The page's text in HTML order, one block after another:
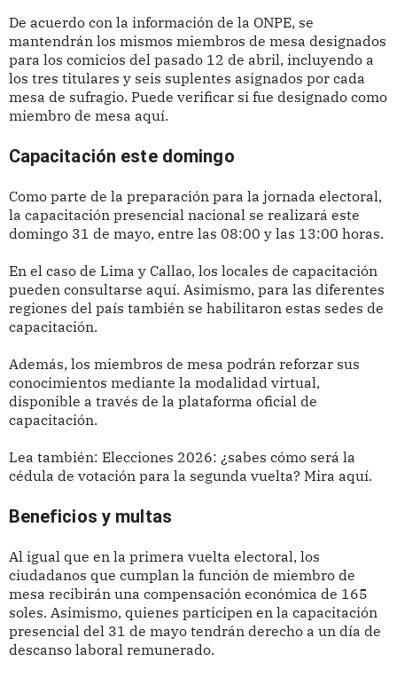
De acuerdo con la información de la ONPE, se
mantendrán los mismos miembros de mesa designados
para los comicios del pasado 12 de abril, incluyendo a
los tres titulares y seis suplentes asignados por cada
mesa de sufragio. Puede verificar si fue designado como
miembro de mesa aquí.
Capacitación este domingo
Como parte de la preparación para la jornada electoral,
la capacitación presencial nacional se realizará este
domingo 31 de mayo, entre las 08:00 y las 13:00 horas.
En el caso de Lima y Callao, los locales de capacitación
pueden consultarse aquí. Asimismo, para las diferentes
regiones del país también se habilitaron estas sedes de
capacitación.
Además, los miembros de mesa podrán reforzar sus
conocimientos mediante la modalidad virtual,
disponible a través de la plataforma oficial de
capacitación.
Lea también: Elecciones 2026: ¿sabes cómo será la
cédula de votación para la segunda vuelta? Mira aquí.
Beneficios y multas
Al igual que en la primera vuelta electoral, los
ciudadanos que cumplan la función de miembro de
mesa recibirán una compensación económica de 165
soles. Asimismo, quienes participen en la capacitación
presencial del 31 de mayo tendrán derecho a un día de
descanso laboral remunerado.